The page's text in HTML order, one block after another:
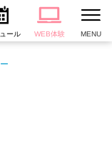
ール WEB体験 MENU